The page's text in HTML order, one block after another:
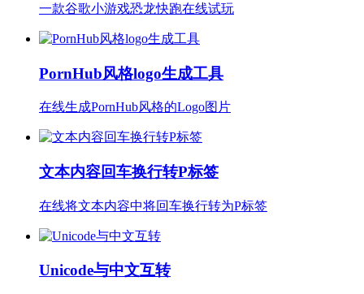
一款谷歌小游戏恐龙快跑在线试玩
PornHub风格logo生成工具
在线生成PornHub风格的Logo图片
文本内容回车换行转P标签
在线将文本内容中将回车换行转为P标签
Unicode与中文互转